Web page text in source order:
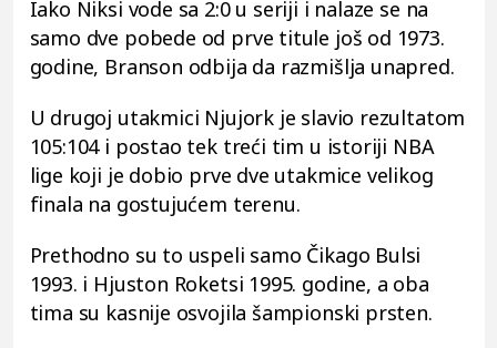
Iako Niksi vode sa 2:0 u seriji i nalaze se na
samo dve pobede od prve titule još od 1973.
godine, Branson odbija da razmišlja unapred.
U drugoj utakmici Njujork je slavio rezultatom
105:104 i postao tek treći tim u istoriji NBA
lige koji je dobio prve dve utakmice velikog
finala na gostujućem terenu.
Prethodno su to uspeli samo Čikago Bulsi
1993. i Hjuston Roketsi 1995. godine, a oba
tima su kasnije osvojila šampionski prsten.